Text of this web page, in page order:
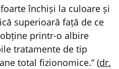
închiși la culoare și
superioară față de ce
printr-o albire
tratamente de tip
total fizionomice.” (dr.